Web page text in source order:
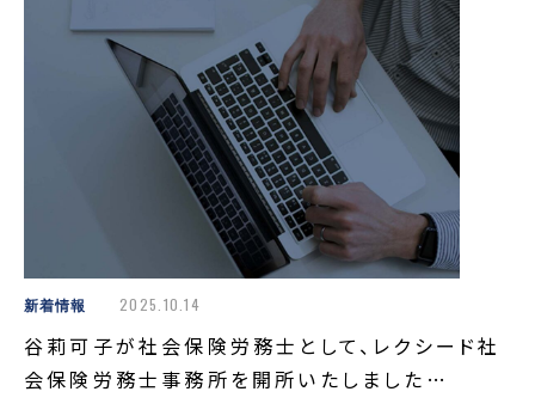
新着情報 2025.10.14
谷莉可子が社会保険労務士として、レクシード社
会保険労務士事務所を開所いたしました…